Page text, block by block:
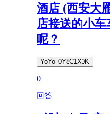
酒店 (西安大
店接送的小
呢？
YoYo_0Y8C1X0K
0
回答